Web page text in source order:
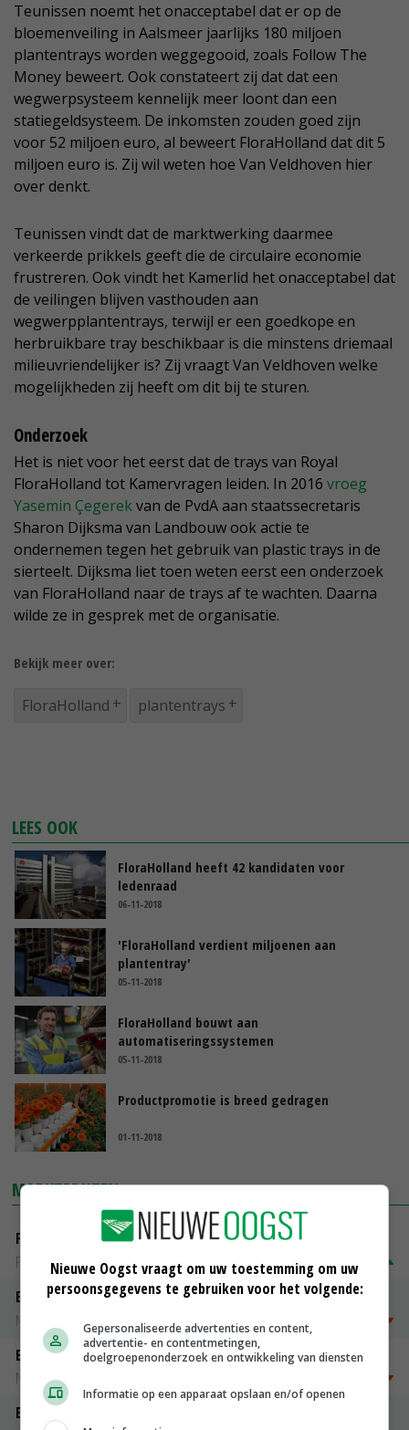
Teunissen noemt het onacceptabel dat er op de
bloemenveiling in Aalsmeer jaarlijks 180 miljoen
plantentrays worden weggegooid, zoals Follow The
Money beweert. Ook constateert zij dat dat een
wegwerpsysteem kennelijk meer loont dan een
statiegeldsysteem. De inkomsten zouden goed zijn
voor 52 miljoen euro, al beweert FloraHolland dat dit 5
miljoen euro is. Zij wil weten hoe Van Veldhoven hier
over denkt.
Teunissen vindt dat de marktwerking daarmee
verkeerde prikkels geeft die de circulaire economie
frustreren. Ook vindt het Kamerlid het onacceptabel dat
de veilingen blijven vasthouden aan
wegwerpplantentrays, terwijl er een goedkope en
herbruikbare tray beschikbaar is die minstens driemaal
milieuvriendelijker is? Zij vraagt Van Veldhoven welke
mogelijkheden zij heeft om dit bij te sturen.
Onderzoek
Het is niet voor het eerst dat de trays van Royal
FloraHolland tot Kamervragen leiden. In 2016 vroeg
Yasemin Çegerekvan de PvdA aan staatssecretaris
Sharon Dijksma van Landbouw ook actie te
ondernemen tegen het gebruik van plastic trays in de
sierteelt. Dijksma liet toen weten eerst een onderzoek
van FloraHolland naar de trays af te wachten. Daarna
wilde ze in gesprek met de organisatie.
Bekijk meer over:
FloraHolland plantentrays
LEES OOK
FloraHolland heeft 42 kandidaten voor
ledenraad
06-11-2018
'FloraHolland verdient miljoenen aan
plantentray'
05-11-2018
FloraHolland bouwt aan
automatiseringssystemen
05-11-2018
Productpromotie is breed gedragen
01-11-2018
MARKTPRIJZEN
Fritesgeschikt NL Du Be
PotatoNL
€ 15,00~ € 23,00
Emmeloord Tarwe
Noteringen
€ 205,00
Emmeloord Schaaltjespeen
Noteringen
Bintje A 28/35
Nieuwe Oogst vraagt om uw toestemming om uw
persoonsgegevens te gebruiken voor het volgende:
Gepersonaliseerde advertenties en content,
advertentie- en contentmetingen,
doelgroepenonderzoek en ontwikkeling van diensten
Informatie op een apparaat opslaan en/of openen